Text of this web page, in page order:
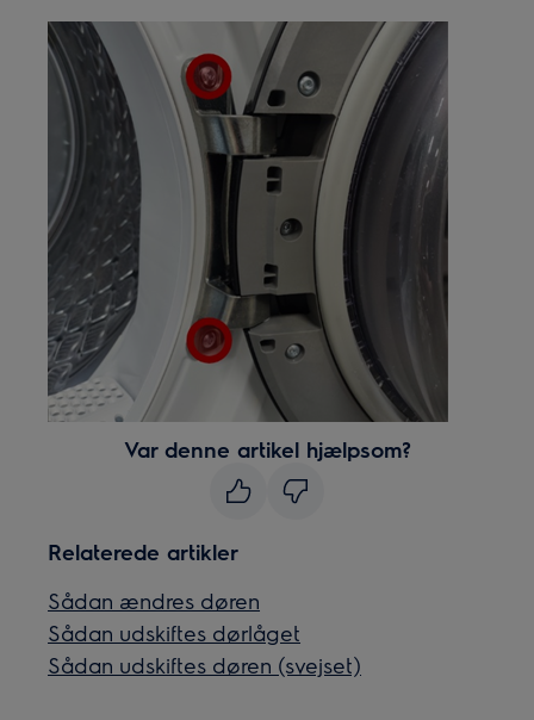
Var denne artikel hjælpsom?
Relaterede artikler
Sådan ændres døren
Sådan udskiftes dørlåget
Sådan udskiftes døren (svejset)